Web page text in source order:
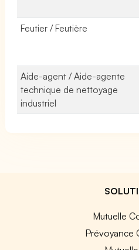
Feutier / Feutière
Aide-agent / Aide-agente
technique de nettoyage
industriel
Mutuelle
Prévoyance